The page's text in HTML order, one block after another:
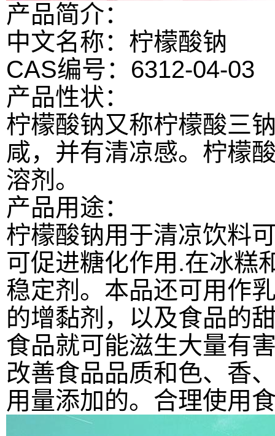
产品简介：
中文名称：柠檬酸钠
CAS编号：6312-04-03
产品性状：
柠檬酸钠又称柠檬酸三
咸，并有清凉感。柠檬
溶剂。
产品用途：
柠檬酸钠用于清凉饮料
可促进糖化作用.在冰糕
稳定剂。本品还可用作
的增黏剂，以及食品的
食品就可能滋生大量有
改善食品品质和色、香
用量添加的。合理使用